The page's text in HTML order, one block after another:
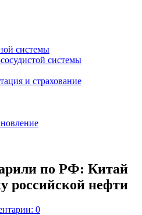
системы
системы
и страхование
по РФ: Китай
российской нефти
0